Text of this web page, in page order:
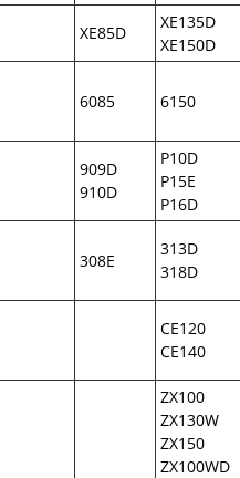
XE85D
XE135D
XE150D
6085 6150
909D
910D
P10D
P15E
P16D
308E
313D
318D
CE120
CE140
ZX100
ZX130W
ZX150
ZX100WD